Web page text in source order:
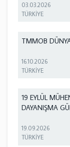
03.03.2026
TÜRKİYE
TMMOB
16.10.2026
TÜRKİYE
19 EYLÜL
DAYANIŞMA
19.09.2026
TÜRKİYE